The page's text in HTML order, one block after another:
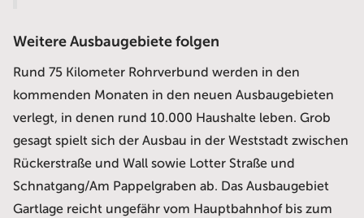
Weitere Ausbaugebiete folgen
Rund 75 Kilometer Rohrverbund werden in den
kommenden Monaten in den neuen Ausbaugebieten
verlegt, in denen rund 10.000 Haushalte leben. Grob
gesagt spielt sich der Ausbau in der Weststadt zwischen
Rückerstraße und Wall sowie Lotter Straße und
Schnatgang/Am Pappelgraben ab. Das Ausbaugebiet
Gartlage reicht ungefähr vom Hauptbahnhof bis zum